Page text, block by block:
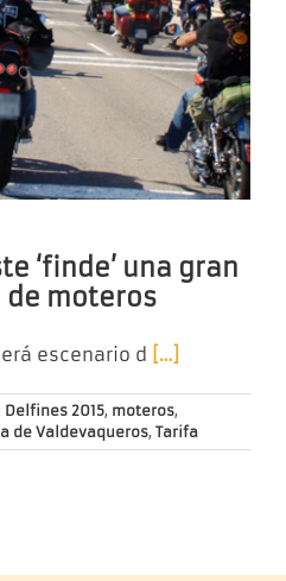
‘finde’ una gran
de moteros
escenario d […]
Delfines 2015, moteros,
de Valdevaqueros, Tarifa